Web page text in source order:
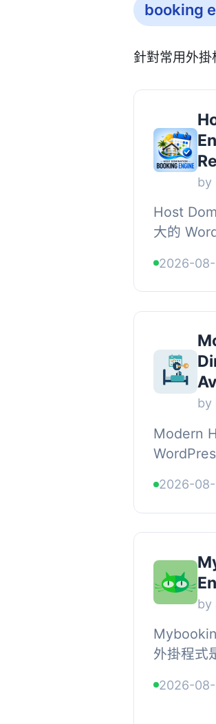
booking
針對常用外
by
Host
大的
2026-
by
Modern
網站上接
2026-
by
外掛程式
遊和活動
2026-